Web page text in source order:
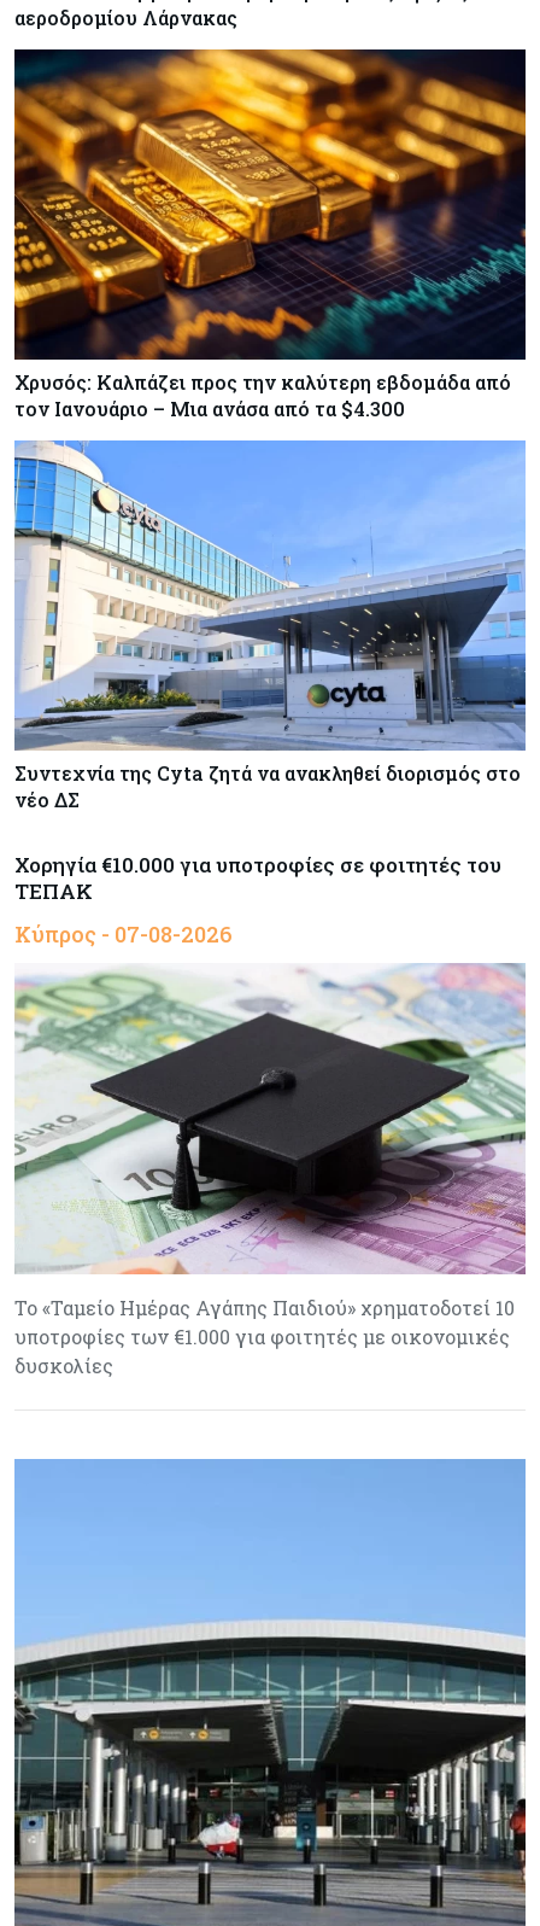
αεροδρομίου Λάρνακας
Χρυσός: Καλπάζει προς την καλύτερη εβδομάδα από
τον Ιανουάριο – Μια ανάσα από τα $4.300
Συντεχνία της Cyta ζητά να ανακληθεί διορισμός στο
νέο ΔΣ
Χορηγία €10.000 για υποτροφίες σε φοιτητές του
ΤΕΠΑΚ
Κύπρος - 07-08-2026
Το «Ταμείο Ημέρας Αγάπης Παιδιού» χρηματοδοτεί 10
υποτροφίες των €1.000 για φοιτητές με οικονομικές
δυσκολίες